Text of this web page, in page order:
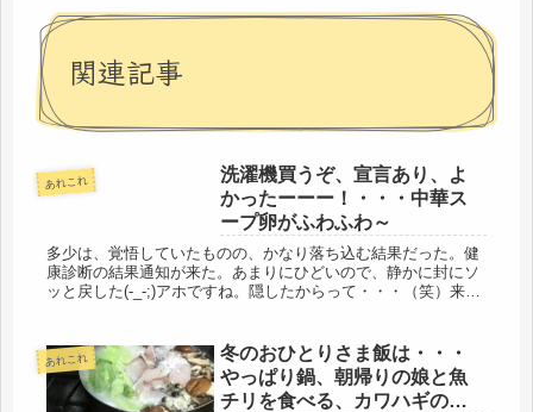
関連記事
あれこれ
洗濯機買うぞ、宣言あり、よ
かったーーー！・・・中華ス
ープ卵がふわふわ～
多少は、覚悟していたものの、かなり落ち込む結果だった。健
康診断の結果通知が来た。あまりにひどいので、静かに封にソ
ッと戻した(-_-;)アホですね。隠したからって・・・（笑）来
あれこれ
冬のおひとりさま飯は・・・
やっぱり鍋、朝帰りの娘と魚
チリを食べる、カワハギの皮